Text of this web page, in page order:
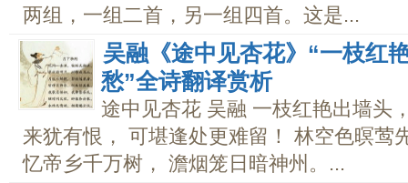
两组，一组二首，另一组四首。这是...
吴融《途中见杏花》“一枝红
愁”全诗翻译赏析
途中见杏花 吴融 一枝红艳出墙头
来犹有恨， 可堪逢处更难留！ 林空色暝莺
忆帝乡千万树， 澹烟笼日暗神州。...